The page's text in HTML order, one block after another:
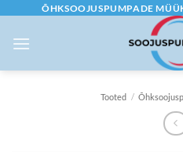
content
ÕHKSOOJUSPUMPADE
Tooted /